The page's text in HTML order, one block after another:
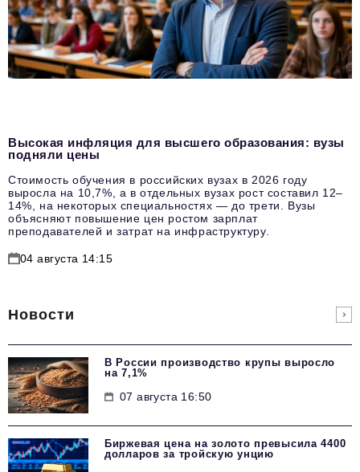
Высокая инфляция для высшего образования: вузы
подняли цены
Стоимость обучения в российских вузах в 2026 году
выросла на 10,7%, а в отдельных вузах рост составил 12–
14%, на некоторых специальностях — до трети. Вузы
объясняют повышение цен ростом зарплат
преподавателей и затрат на инфраструктуру.
04 августа 14:15
Новости
В России производство крупы выросло
на 7,1%
07 августа 16:50
Биржевая цена на золото превысила 4400
долларов за тройскую унцию